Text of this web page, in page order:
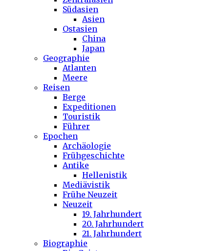
Südasien
Asien
Ostasien
China
Japan
Geographie
Atlanten
Meere
Reisen
Berge
Expeditionen
Touristik
Führer
Epochen
Archäologie
Frühgeschichte
Antike
Hellenistik
Mediävistik
Frühe Neuzeit
Neuzeit
19. Jahrhundert
20. Jahrhundert
21. Jahrhundert
Biographie